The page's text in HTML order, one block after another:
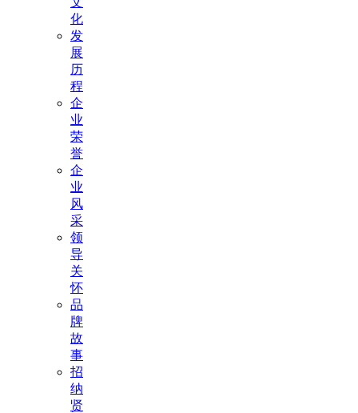
化
发
展
历
程
企
业
荣
誉
企
业
风
采
领
导
关
怀
品
牌
故
事
招
纳
贤